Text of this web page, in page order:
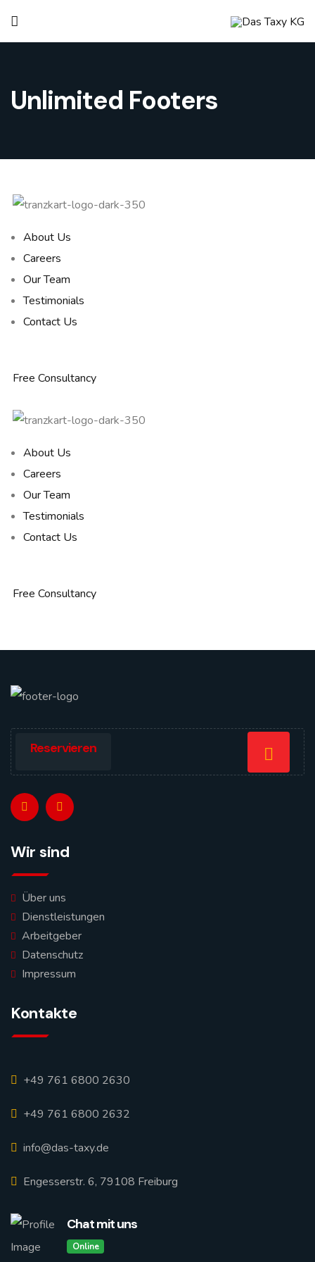
Unlimited Footers
About Us
Careers
Our Team
Testimonials
Contact Us
Free Consultancy
About Us
Careers
Our Team
Testimonials
Contact Us
Free Consultancy
Reservieren
Wir sind
Über uns
Dienstleistungen
Arbeitgeber
Datenschutz
Impressum
Kontakte
+49 761 6800 2630
+49 761 6800 2632
info@das-taxy.de
Engesserstr. 6, 79108 Freiburg
Chat mit uns
Online